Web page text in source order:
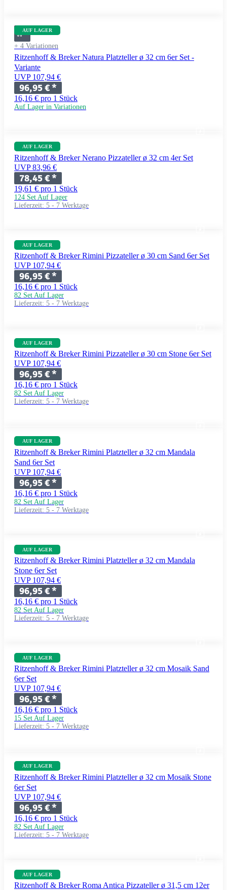
AUF LAGER
+ 4 Variationen
Ritzenhoff & Breker Natura Platzteller ø 32 cm 6er Set -
Variante
UVP 107,94 €
96,95 €*
16,16 € pro 1 Stück
Auf Lager in Variationen
AUF LAGER
Ritzenhoff & Breker Nerano Pizzateller ø 32 cm 4er Set
UVP 83,96 €
78,45 €*
19,61 € pro 1 Stück
124 Set Auf Lager
Lieferzeit: 5 - 7 Werktage
AUF LAGER
Ritzenhoff & Breker Rimini Pizzateller ø 30 cm Sand 6er Set
UVP 107,94 €
96,95 €*
16,16 € pro 1 Stück
82 Set Auf Lager
Lieferzeit: 5 - 7 Werktage
AUF LAGER
Ritzenhoff & Breker Rimini Pizzateller ø 30 cm Stone 6er Set
UVP 107,94 €
96,95 €*
16,16 € pro 1 Stück
82 Set Auf Lager
Lieferzeit: 5 - 7 Werktage
AUF LAGER
Ritzenhoff & Breker Rimini Platzteller ø 32 cm Mandala
Sand 6er Set
UVP 107,94 €
96,95 €*
16,16 € pro 1 Stück
82 Set Auf Lager
Lieferzeit: 5 - 7 Werktage
AUF LAGER
Ritzenhoff & Breker Rimini Platzteller ø 32 cm Mandala
Stone 6er Set
UVP 107,94 €
96,95 €*
16,16 € pro 1 Stück
82 Set Auf Lager
Lieferzeit: 5 - 7 Werktage
AUF LAGER
Ritzenhoff & Breker Rimini Platzteller ø 32 cm Mosaik Sand
6er Set
UVP 107,94 €
96,95 €*
16,16 € pro 1 Stück
15 Set Auf Lager
Lieferzeit: 5 - 7 Werktage
AUF LAGER
Ritzenhoff & Breker Rimini Platzteller ø 32 cm Mosaik Stone
6er Set
UVP 107,94 €
96,95 €*
16,16 € pro 1 Stück
82 Set Auf Lager
Lieferzeit: 5 - 7 Werktage
AUF LAGER
Ritzenhoff & Breker Roma Antica Pizzateller ø 31,5 cm 12er